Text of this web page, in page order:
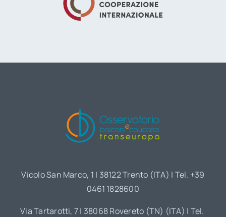
Vicolo San Marco, 1 | 38122 Trento (ITA) | Tel. +39
0461 1828600
Via Tartarotti, 7 | 38068 Rovereto (TN) (ITA) | Tel.